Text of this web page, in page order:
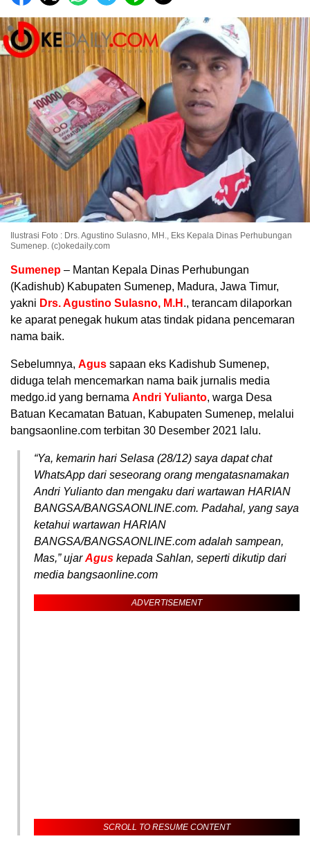
Ilustrasi Foto : Drs. Agustino Sulasno, MH., Eks Kepala Dinas Perhubungan
Sumenep. (c)okedaily.com
Sumenep – Mantan Kepala Dinas Perhubungan
(Kadishub) Kabupaten Sumenep, Madura, Jawa Timur,
yakni Drs. Agustino Sulasno, M.H ., terancam dilaporkan
ke aparat penegak hukum atas tindak pidana pencemaran
nama baik.
Sebelumnya, Agus sapaan eks Kadishub Sumenep,
diduga telah mencemarkan nama baik jurnalis media
medgo.id yang bernama Andri Yulianto, warga Desa
Batuan Kecamatan Batuan, Kabupaten Sumenep, melalui
bangsaonline.com terbitan 30 Desember 2021 lalu.
“Ya, kemarin hari Selasa (28/12) saya dapat chat
WhatsApp dari seseorang orang mengatasnamakan
Andri Yulianto dan mengaku dari wartawan HARIAN
BANGSA/BANGSAONLINE.com. Padahal, yang saya
ketahui wartawan HARIAN
BANGSA/BANGSAONLINE.com adalah sampean,
Mas,” ujarAgus kepada Sahlan, seperti dikutip dari
media bangsaonline.com
ADVERTISEMENT
SCROLL TO RESUME CONTENT